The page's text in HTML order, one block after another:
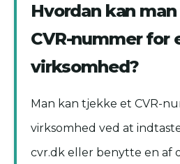
Hvordan kan
CVR-nummer for
virksomhed?
Man kan tjekke et CVR-
virksomhed ved at
cvr.dk eller benytte en af